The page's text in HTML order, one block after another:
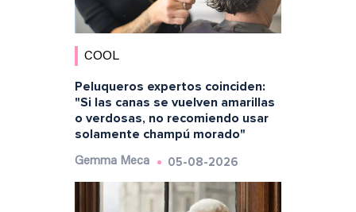
COOL
Peluqueros expertos coinciden:
"Si las canas se vuelven amarillas
o verdosas, no recomiendo usar
solamente champú morado"
Gemma Meca 05-08-2026